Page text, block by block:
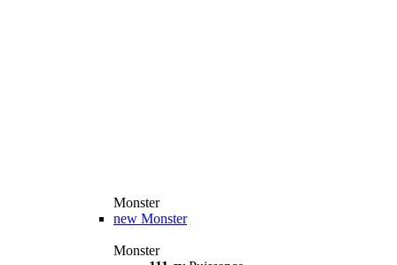
Monster
new Monster
Monster